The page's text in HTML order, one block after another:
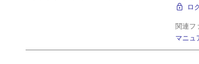
ル
ロ
関連フ
マニュ